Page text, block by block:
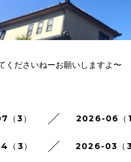
くださいねーお願いしますよ〜
3） 2026-06（1
3） 2026-03（3